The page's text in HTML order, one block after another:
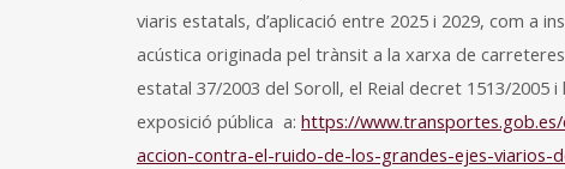
viaris estatals, d’aplicació entre 2025 i 2029, com a
acústica originada pel trànsit a la xarxa de
estatal 37/2003 del Soroll, el Reial decret 1513/2005
exposició pública a: https://
accion-contra-el-ruido-de-los-grandes-ejes-